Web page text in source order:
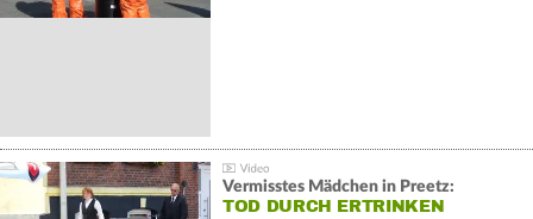
Vermisstes Mädchen in Preetz:
TOD DURCH ERTRINKEN